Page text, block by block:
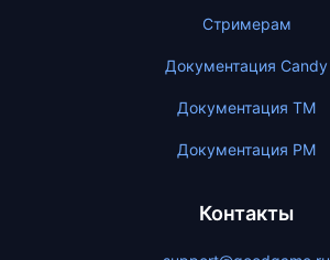
Стримерам
Документация Candy
Документация ТМ
Документация PM
Контакты